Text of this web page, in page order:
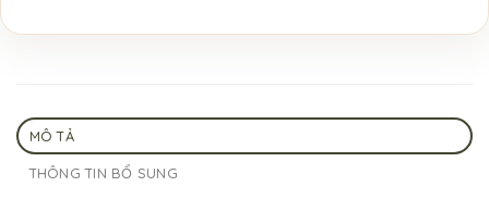
MÔ TẢ
THÔNG TIN BỔ SUNG